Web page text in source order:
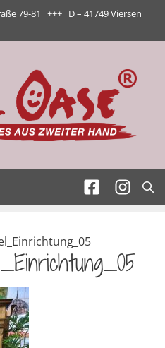
79-81 +++ D – 41749 Viersen